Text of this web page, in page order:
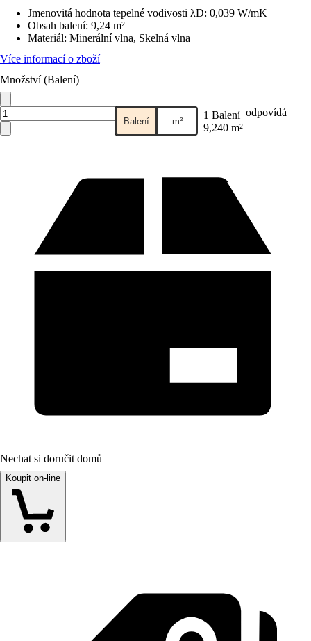
Jmenovitá hodnota tepelné vodivosti λD: 0,039 W/mK
Obsah balení: 9,24 m²
Materiál: Minerální vlna, Skelná vlna
Více informací o zboží
Množství (Balení)
Balení m² 1 Balení odpovídá
9,240 m²
Nechat si doručit domů
Koupit on-line